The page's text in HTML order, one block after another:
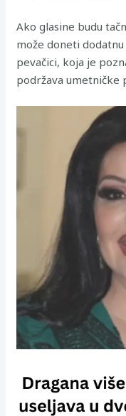
Ako glasine budu
može doneti
pevačici, koja je
podržava umetničke